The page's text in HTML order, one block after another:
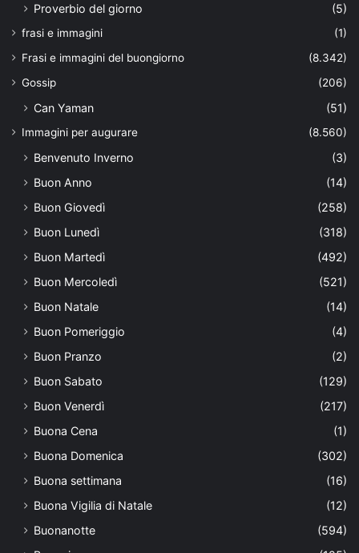
Proverbio del giorno
(5)
frasi e immagini
(1)
Frasi e immagini del buongiorno
(8.342)
Gossip
(206)
Can Yaman (51)
Immagini per augurare (8.560)
Benvenuto Inverno
(3)
Buon Anno
(14)
Buon Giovedì
(258)
Buon Lunedì
(318)
Buon Martedì
(492)
Buon Mercoledì
(521)
Buon Natale
(14)
Buon Pomeriggio
(4)
Buon Pranzo
(2)
Buon Sabato
(129)
Buon Venerdì
(217)
Buona Cena
(1)
Buona Domenica
(302)
Buona settimana
(16)
Buona Vigilia di Natale
(12)
Buonanotte
(594)